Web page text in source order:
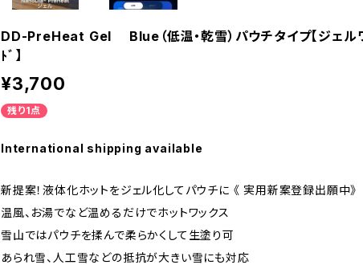
DD-PreHeat Gel Blue（低温・乾雪）パウチタイプ【ジェル
ﾄﾞ】
¥3,700
残り1点
International shipping available
新提案！液体化ホットをジェル化してパウチに 《 実用新案登録出願中》
温風、お湯でなど温めるだけでホットワックス
雪山ではパウチを揉んで柔らかくして生塗り可
あられ雪、人工雪などの抵抗が大きい雪にも対応